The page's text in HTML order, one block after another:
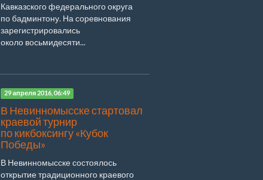
Кавказского федерального округа
по бадминтону. На соревнования
зарегистрировались
около восьмидесяти...
29 апреля 2016, 06:49
В Невинномысске стартовал
краевой турнир
по кикбоксингу «Кубок
Победы»
В Невинномысске состоялось
открытие традиционного краевого